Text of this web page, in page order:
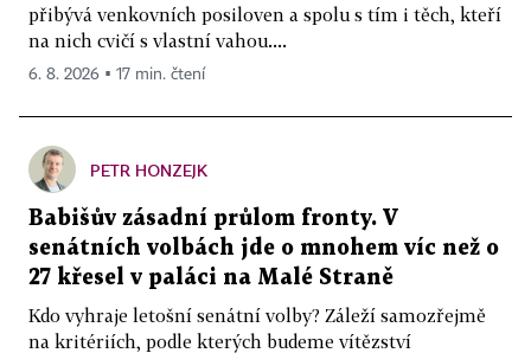
přibývá venkovních posiloven a spolu s tím i těch, kteří
na nich cvičí s vlastní vahou....
6. 8. 2026 ▪ 17 min. čtení
PETR HONZEJK
Babišův zásadní průlom fronty. V
senátních volbách jde o mnohem víc než o
27 křesel v paláci na Malé Straně
Kdo vyhraje letošní senátní volby? Záleží samozřejmě
na kritériích, podle kterých budeme vítězství